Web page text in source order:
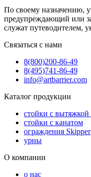
По своему назначению,
предупреждающий или
служат путеводителем,
Связаться с нами
8(800)200-86-49
8(495)741-86-49
info@artbarrier.com
Каталог продукции
стойки с вытяжкой
стойки с канатом
ограждения Skipper
урны
О компании
о нас